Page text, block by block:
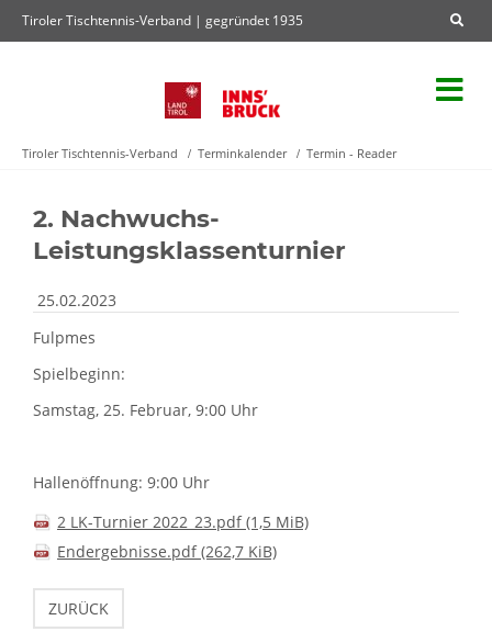
Tiroler Tischtennis-Verband | gegründet 1935
Tiroler Tischtennis-Verband Terminkalender Termin - Reader
2. Nachwuchs-
Leistungsklassenturnier
25.02.2023
Fulpmes
Spielbeginn:
Samstag, 25. Februar, 9:00 Uhr
Hallenöffnung: 9:00 Uhr
2 LK-Turnier 2022_23.pdf(1,5 MiB)
Endergebnisse.pdf(262,7 KiB)
ZURÜCK